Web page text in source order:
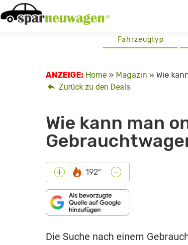
Skip
to
Fahrzeugtyp
ANZEIGE: Home » Magazin » Wie
Zurück zu den Deals
Wie kann man
+ 192° -
Die Suche nach einem